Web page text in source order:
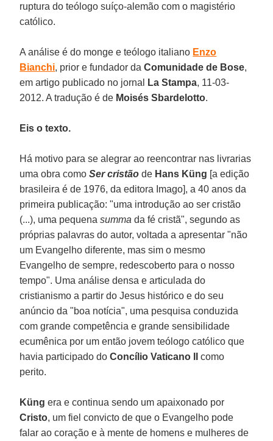
ruptura do teólogo suíço-alemão com o magistério
católico.
A análise é do monge e teólogo italiano Enzo
Bianchi, prior e fundador daComunidade de Bose,
em artigo publicado no jornal
La Stampa, 11-03-
2012. A tradução é de Moisés Sbardelotto.
Eis o texto.
Há motivo para se alegrar ao reencontrar nas livrarias
uma obra comoSer cristão de Hans Küng [a edição
brasileira é de 1976, da editora Imago], a 40 anos da
primeira publicação: "uma introdução ao ser cristão
(...), uma pequenasumma da fé cristã", segundo as
próprias palavras do autor, voltada a apresentar "não
um Evangelho diferente, mas sim o mesmo
Evangelho de sempre, redescoberto para o nosso
tempo". Uma análise densa e articulada do
cristianismo a partir do Jesus histórico e do seu
anúncio da "boa notícia", uma pesquisa conduzida
com grande competência e grande sensibilidade
ecumênica por um então jovem teólogo católico que
havia participado doConcílio Vaticano II
como
perito.
Küngera e continua sendo um apaixonado por
Cristo, um fiel convicto de que o Evangelho pode
falar ao coração e à mente de homens e mulheres de